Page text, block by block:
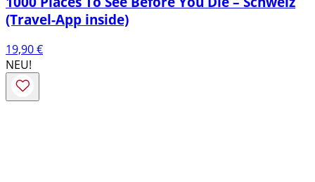
(Travel-App inside)
19,90€
NEU!